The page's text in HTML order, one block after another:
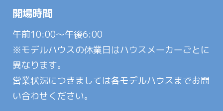
開場時間
午前10:00～午後6:00
※モデルハウスの休業日はハウスメーカーごとに
異なります。
営業状況につきましては各モデルハウスまでお問
い合わせください。